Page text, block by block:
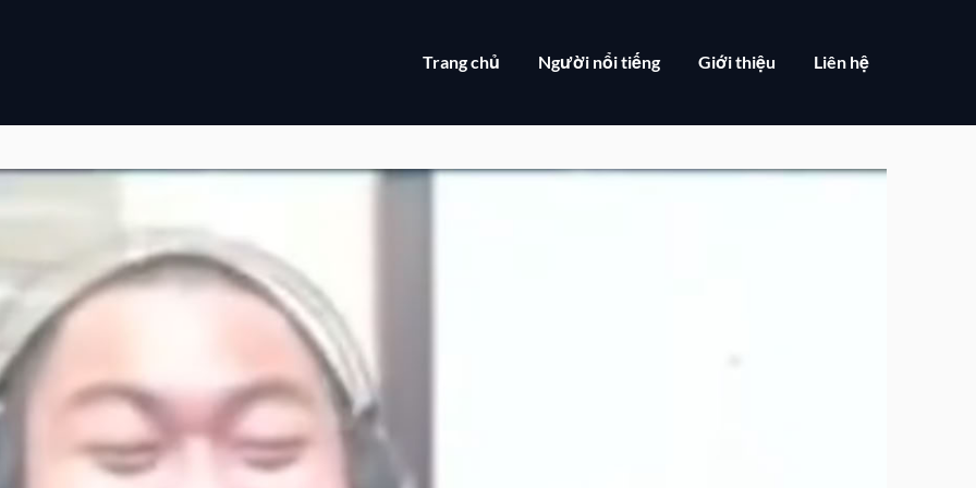
Trang chủ Người nổi tiếng Giới thiệu Liên hệ